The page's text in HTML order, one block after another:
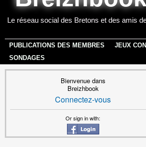
Le réseau social des Bretons et des amis
PUBLICATIONS DES MEMBRES JEUX
SONDAGES
Bienvenue dans
Breizhbook
Connectez-vous
Or sign in with: